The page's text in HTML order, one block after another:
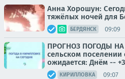
Анна Хорошун:
тяжёлых ночей для
БЕРДЯНСК 09:09
ПРОГНОЗ ПОГОДЫ НА
сельском поселении
ожидается: Днём --
КИРИЛЛОВКА 09:07